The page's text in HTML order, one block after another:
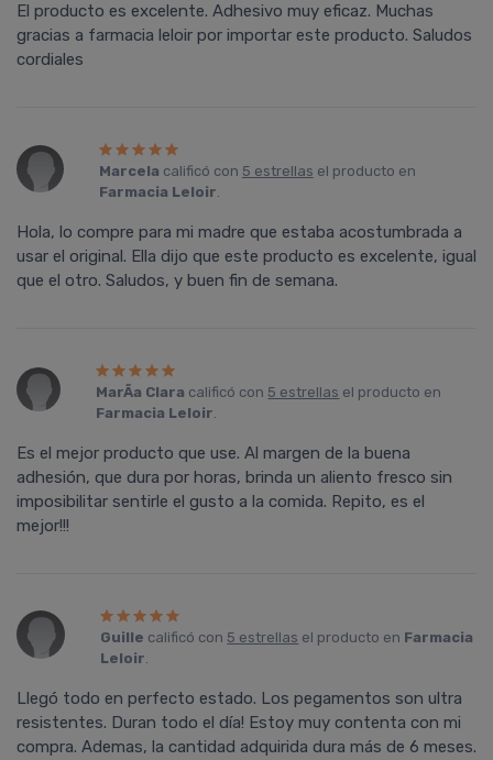
El producto es excelente. Adhesivo muy eficaz. Muchas
gracias a farmacia leloir por importar este producto. Saludos
cordiales
Marcela calificó con 5 estrellas el producto en
Farmacia Leloir.
Hola, lo compre para mi madre que estaba acostumbrada a
usar el original. Ella dijo que este producto es excelente, igual
que el otro. Saludos, y buen fin de semana.
MarÃ­a Clara calificó con 5 estrellas el producto en
Farmacia Leloir.
Es el mejor producto que use. Al margen de la buena
adhesión, que dura por horas, brinda un aliento fresco sin
imposibilitar sentirle el gusto a la comida. Repito, es el
mejor!!!
Guille calificó con 5 estrellas el producto en Farmacia
Leloir.
Llegó todo en perfecto estado. Los pegamentos son ultra
resistentes. Duran todo el dí­a! Estoy muy contenta con mi
compra. Ademas, la cantidad adquirida dura más de 6 meses.